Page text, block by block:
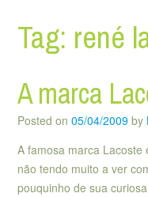
Tag: rené
A marca
Posted on 05/04/2009 by
A famosa marca Lacoste
não tendo muito a ver
pouquinho de sua